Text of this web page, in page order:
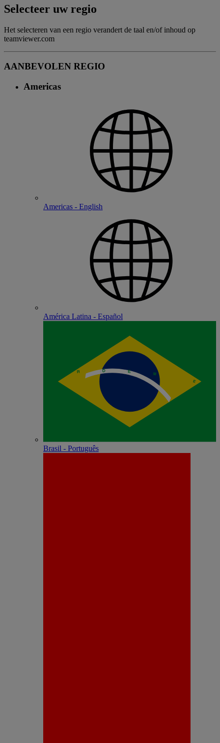
Selecteer uw regio
Het selecteren van een regio verandert de taal en/of inhoud op
teamviewer.com
AANBEVOLEN REGIO
Americas
Americas - English
América Latina - Español
Brasil - Português